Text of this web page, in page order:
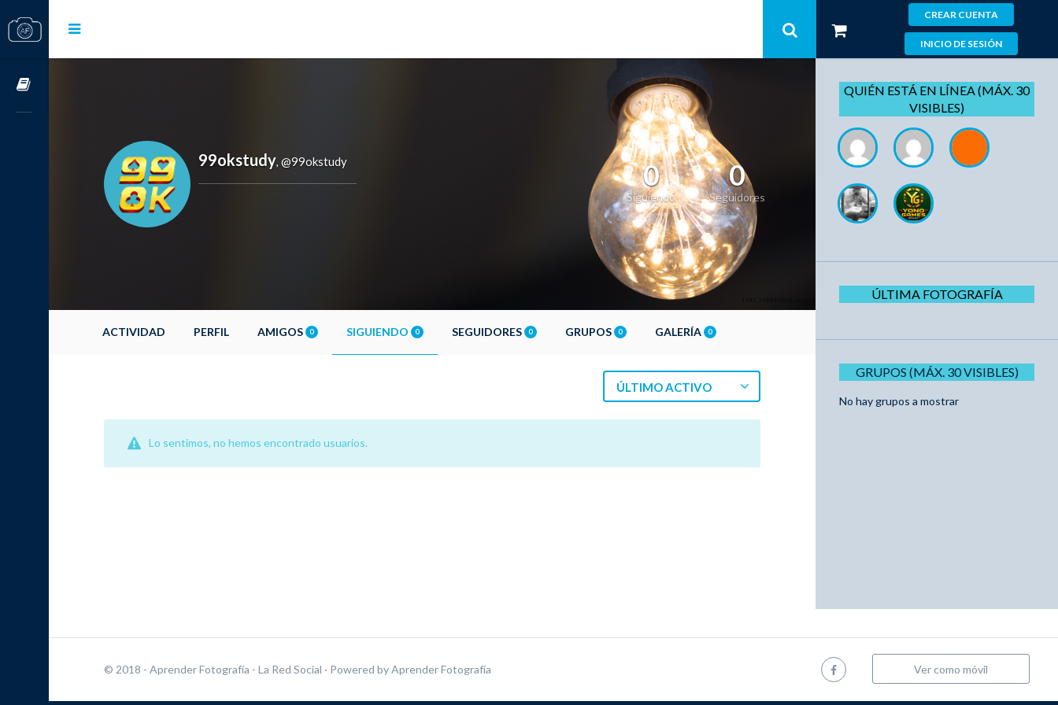
CREAR CUENTA
INICIO DE SESIÓN
99okstudy, @99okstudy 0
Siguiendo
0
Seguidores
ACTIVIDAD PERFIL AMIGOS 0 SIGUIENDO 0 SEGUIDORES 0 GRUPOS 0 GALERÍA 0
ÚLTIMO ACTIVO
Lo sentimos, no hemos encontrado usuarios.
QUIÉN ESTÁ EN LÍNEA (MÁX. 30
VISIBLES)
ÚLTIMA FOTOGRAFÍA
GRUPOS (MÁX. 30 VISIBLES)
No hay grupos a mostrar
© 2018 - Aprender Fotografía - La Red Social · Powered byAprender Fotografía